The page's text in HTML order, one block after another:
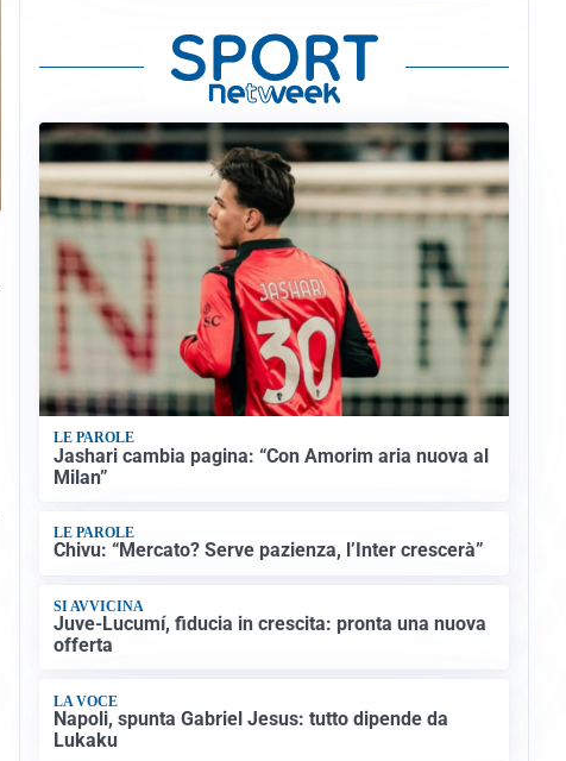
LE PAROLE
Jashari cambia pagina: “Con Amorim aria nuova al
Milan”
LE PAROLE
Chivu: “Mercato? Serve pazienza, l’Inter crescerà”
SI AVVICINA
Juve-Lucumí, fiducia in crescita: pronta una nuova
offerta
LA VOCE
Napoli, spunta Gabriel Jesus: tutto dipende da
Lukaku